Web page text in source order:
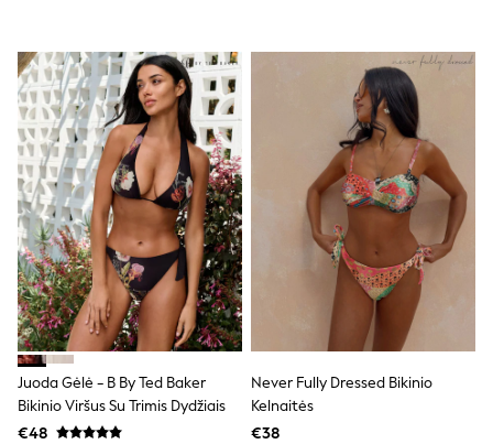
Polo Shirts
Rash Vests
Sandals & Sliders
Shirts
Shorts
Sunglasses
Sunsafe Swimwear
Swimshorts
Tops & T-Shirts
Girls Holiday Shop
All swimwear
Beach Dresses & Kaftans
Dresses
Sun Hats & Caps
Jumpsuits & Playsuits
Sandals & Sliders
Shorts
Skirts
Juoda Gėlė - B By Ted Baker
Bikinio Viršus Su Trimis Dydžiais
€48
Never Fully Dressed Bikinio
Kelnaitės
€38